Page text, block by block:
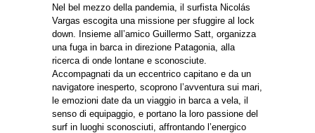
Nel bel mezzo della pandemia, il surfista Nicolás
Vargas escogita una missione per sfuggire al lock
down.
Insieme all’amico Guillermo Satt, organizza
una fuga in barca in direzione Patagonia, alla
ricerca di onde lontane e sconosciute.
Accompagnati da un eccentrico capitano e da un
navigatore inesperto, scoprono l’avventura sui mari,
le emozioni date da un viaggio in barca a vela, il
senso di equipaggio, e portano la loro passione del
surf in luoghi sconosciuti, affrontando l’energico